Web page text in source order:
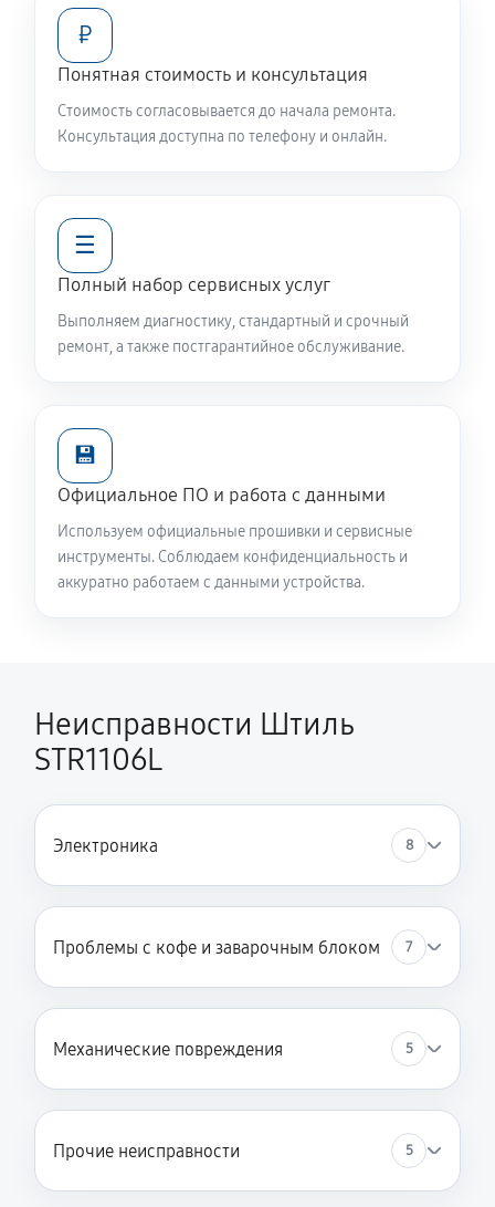
₽
Понятная стоимость и консультация
Стоимость согласовывается до начала ремонта.
Консультация доступна по телефону и онлайн.
☰
Полный набор сервисных услуг
Выполняем диагностику, стандартный и срочный
ремонт, а также постгарантийное обслуживание.
💾
Официальное ПО и работа с данными
Используем официальные прошивки и сервисные
инструменты. Соблюдаем конфиденциальность и
аккуратно работаем с данными устройства.
Неисправности Штиль
STR1106L
Электроника 8
Проблемы с кофе и заварочным блоком 7
Механические повреждения 5
Прочие неисправности 5